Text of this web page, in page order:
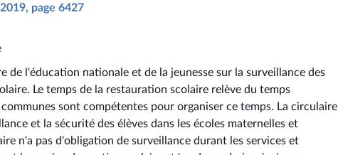
page 6427
l'éducation nationale et de la jeunesse sur la surveillance des
Le temps de la restauration scolaire relève du temps
sont compétentes pour organiser ce temps. La circulaire
et la sécurité des élèves dans les écoles maternelles et
n'a pas d'obligation de surveillance durant les services et